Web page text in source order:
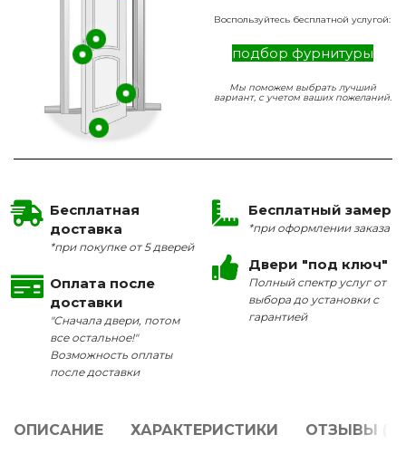
Воспользуйтесь бесплатной услугой:
подбор фурнитуры
Мы поможем выбрать лучший
вариант, с учетом ваших пожеланий.
Бесплатная
доставка
*при покупке от 5 дверей
Оплата после
доставки
"Сначала двери, потом
все остальное!"
Возможность оплаты
после доставки
Бесплатный замер
*при оформлении заказа
Двери "под ключ"
Полный спектр услуг от
выбора до установки с
гарантией
ОПИСАНИЕ ХАРАКТЕРИСТИКИ ОТЗЫВЫ (0)